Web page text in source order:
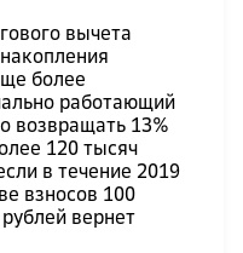
вычета
более
работающий
возвращать 13%
120 тысяч
в течение 2019
взносов 100
вернет